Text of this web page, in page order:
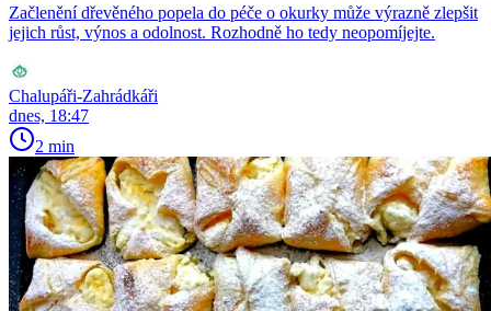
Začlenění dřevěného popela do péče o okurky může výrazně zlepšit
jejich růst, výnos a odolnost. Rozhodně ho tedy neopomíjejte.
Chalupáři-Zahrádkáři
dnes, 18:47
2 min